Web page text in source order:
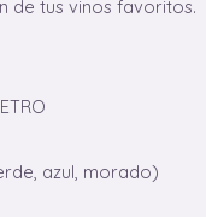
de tus vinos favoritos.
azul, morado)